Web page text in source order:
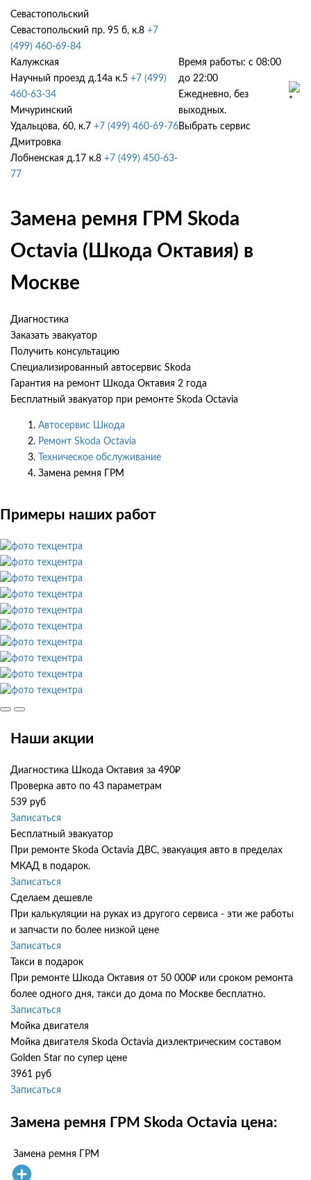
Севастопольский
Севастопольский пр. 95 б, к.8 +7
(499) 460-69-84
Калужская
Научный проезд д.14а к.5 +7 (499)
460-63-34
Мичуринский
Удальцова, 60, к.7 +7 (499) 460-69-76
Дмитровка
Лобненская д.17 к.8 +7 (499) 450-63-
77
Время работы: с 08:00
до 22:00
Ежедневно, без
выходных.
Выбрать сервис
Замена ремня ГРМ Skoda
Octavia (Шкода Октавия) в
Москве
Диагностика
Заказать эвакуатор
Получить консультацию
Специализированный автосервис Skoda
Гарантия на ремонт Шкода Октавия 2 года
Бесплатный эвакуатор при ремонте Skoda Octavia
Автосервис Шкода
Ремонт Skoda Octavia
Техническое обслуживание
Замена ремня ГРМ
Примеры наших работ
Наши акции
Диагностика Шкода Октавия за 490₽
Проверка авто по 43 параметрам
539 руб
Записаться
Бесплатный эвакуатор
При ремонте Skoda Octavia ДВС, эвакуация авто в пределах
МКАД в подарок.
Записаться
Сделаем дешевле
При калькуляции на руках из другого сервиса - эти же работы
и запчасти по более низкой цене
Записаться
Такси в подарок
При ремонте Шкода Октавия от 50 000₽ или сроком ремонта
более одного дня, такси до дома по Москве бесплатно.
Записаться
Мойка двигателя
Мойка двигателя Skoda Octavia диэлектрическим составом
Golden Star по супер цене
3961 руб
Записаться
Замена ремня ГРМ Skoda Octavia цена:
Замена ремня ГРМ